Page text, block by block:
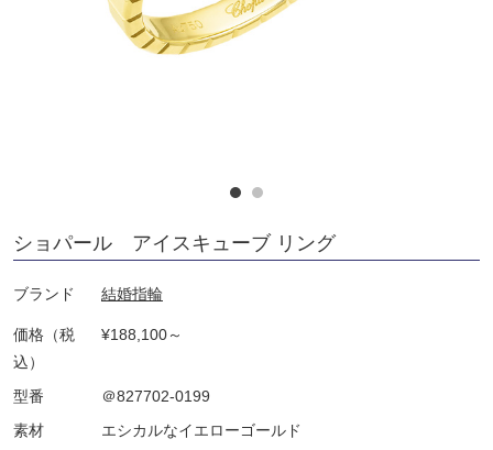
ショパール アイスキューブ リング
ブランド 結婚指輪
価格（税
込）
¥188,100～
型番
＠827702-0199
素材
エシカルなイエローゴールド